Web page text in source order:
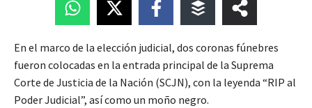
En el marco de la elección judicial, dos coronas fúnebres
fueron colocadas en la entrada principal de la Suprema
Corte de Justicia de la Nación (SCJN), con la leyenda “RIP al
Poder Judicial”, así como un moño negro.